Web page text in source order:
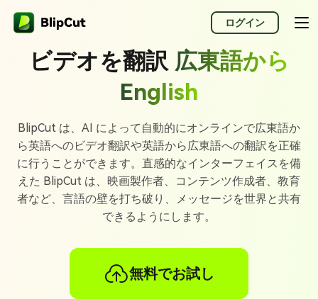
ログイン
ビデオを翻訳 広東語から
English
BlipCut は、AI によって自動的にオンラインで広東語か
ら英語へのビデオ翻訳や英語から広東語への翻訳を正確
に行うことができます。直感的なインターフェイスを備
えた BlipCut は、映画製作者、コンテンツ作成者、教育
者など、言語の壁を打ち破り、メッセージを世界と共有
できるようにします。
無料でお試し